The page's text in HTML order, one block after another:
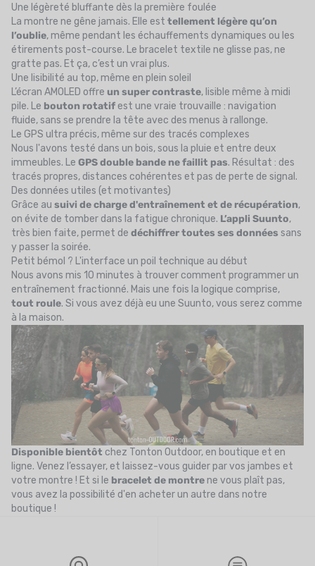
Une légèreté bluffante dès la première foulée
La montre ne gêne jamais. Elle est tellement légère qu’on
l’oublie, même pendant les échauffements dynamiques ou les
étirements post-course. Le bracelet textile ne glisse pas, ne
gratte pas. Et ça, c’est un vrai plus.
Une lisibilité au top, même en plein soleil
L’écran AMOLED offre un super contraste, lisible même à midi
pile. Le bouton rotatif est une vraie trouvaille : navigation
fluide, sans se prendre la tête avec des menus à rallonge.
Le GPS ultra précis, même sur des tracés complexes
Nous l'avons testé dans un bois, sous la pluie et entre deux
immeubles. Le GPS double bande ne faillit pas. Résultat : des
tracés propres, distances cohérentes et pas de perte de signal.
Des données utiles (et motivantes)
Grâce au suivi de charge d'entraînement et de récupération,
on évite de tomber dans la fatigue chronique. L’appli Suunto,
très bien faite, permet de déchiffrer toutes ses données sans
y passer la soirée.
Petit bémol ? L'interface un poil technique au début
Nous avons mis 10 minutes à trouver comment programmer un
entraînement fractionné. Mais une fois la logique comprise,
tout roule. Si vous avez déjà eu une Suunto, vous serez comme
à la maison.
Disponible bientôt chez Tonton Outdoor, en boutique et en
ligne. Venez l’essayer, et laissez-vous guider par vos jambes et
votre montre ! Et si le bracelet de montre ne vous plaît pas,
vous avez la possibilité d'en acheter un autre dans notre
boutique !